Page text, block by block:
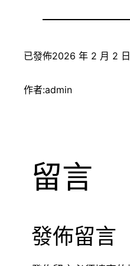
已發佈2026 年 2 月 2 日
作者:admin
留言
發佈留言